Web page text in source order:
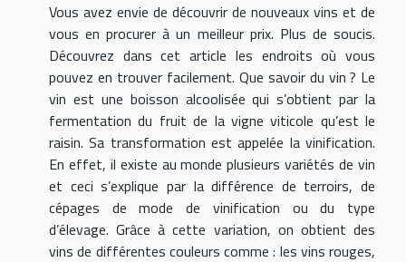
Vous avez envie de découvrir de nouveaux vins et de
vous en procurer à un meilleur prix. Plus de soucis.
Découvrez dans cet article les endroits où vous
pouvez en trouver facilement. Que savoir du vin ? Le
vin est une boisson alcoolisée qui s’obtient par la
fermentation du fruit de la vigne viticole qu’est le
raisin. Sa transformation est appelée la vinification.
En effet, il existe au monde plusieurs variétés de vin
et ceci s’explique par la différence de terroirs, de
cépages de mode de vinification ou du type
d’élevage. Grâce à cette variation, on obtient des
vins de différentes couleurs comme : les vins rouges,